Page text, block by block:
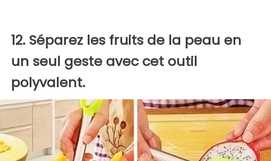
12. Séparez les fruits de la peau en
un seul geste avec cet outil
polyvalent.